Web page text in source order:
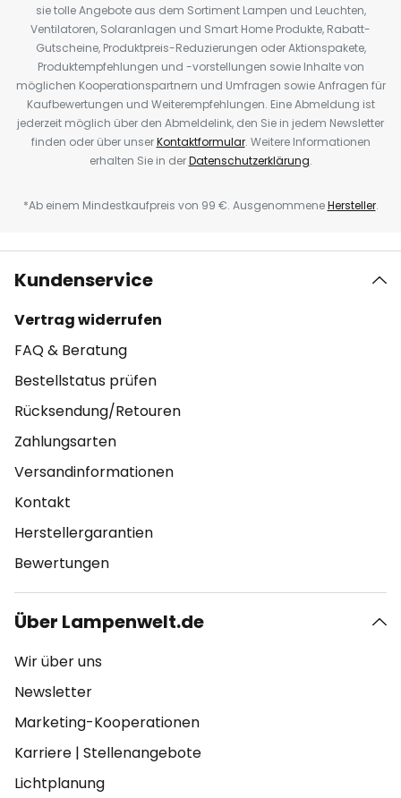
sie tolle Angebote aus dem Sortiment Lampen und Leuchten,
Ventilatoren, Solaranlagen und Smart Home Produkte, Rabatt-
Gutscheine, Produktpreis-Reduzierungen oder Aktionspakete,
Produktempfehlungen und -vorstellungen sowie Inhalte von
möglichen Kooperationspartnern und Umfragen sowie Anfragen für
Kaufbewertungen und Weiterempfehlungen. Eine Abmeldung ist
jederzeit möglich über den Abmeldelink, den Sie in jedem Newsletter
finden oder über unserKontaktformular. Weitere Informationen
erhalten Sie in derDatenschutzerklärung.
*Ab einem Mindestkaufpreis von 99 €. AusgenommeneHersteller.
Kundenservice
Vertrag widerrufen
FAQ & Beratung
Bestellstatus prüfen
Rücksendung/Retouren
Zahlungsarten
Versandinformationen
Kontakt
Herstellergarantien
Bewertungen
Über Lampenwelt.de
Wir über uns
Newsletter
Marketing-Kooperationen
Karriere | Stellenangebote
Lichtplanung